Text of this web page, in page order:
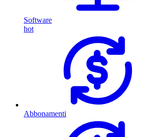
Software
hot
Abbonamenti